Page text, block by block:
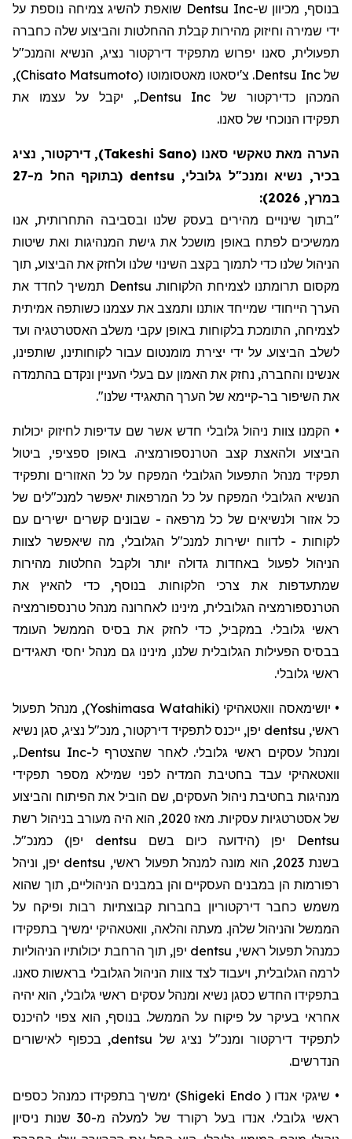
בנוסף, מכיוון ש-Dentsu Inc שואפת להשיג צמיחה נוספת על
ידי שמירה וחיזוק מהירות קבלת ההחלטות והביצוע שלה כחברה
תפעולית, סאנו יפרוש מתפקידדירקטור נציג, הנשיא והמנכ"ל
שלDentsu Inc
. צ'יסאטו מאטסומוטו (
Chisato Matsumoto
)
,
המכהן כדירקטור של Dentsu Inc., יקבל על עצמו את
תפקידו הנוכחי של סאנו.
הערה מאתטאקשי סאנו (
Takeshi Sano
), דירקטור, נציג
בכיר, נשיא ומנכ"ל גלובלי, dentsu
(בתוקף החל מ-27
במרץ, 2026):
"בתוך שינויים מהירים בעסק שלנו ובסביבה התחרותית, אנו
ממשיכים לפתח באופן מושכל את גישת המנהיגות ואת שיטות
הניהול שלנו כדי לתמוך בקצב השינוי שלנו ולחזק את הביצוע, תוך
מקסום תרומתנו לצמיחת הלקוחות. Dentsu תמשיך לחדד את
הערך הייחודי שמייחד אותנו ותמצב את עצמנו כשותפה אמיתית
לצמיחה, התומכת בלקוחות באופן עקבי משלב האסטרטגיה ועד
לשלב הביצוע. על ידי יצירת מומנטום עבור לקוחותינו, שותפינו,
אנשינו והחברה, נחזק את האמון עם בעלי העניין ונקדם בהתמדה
את השיפור בר-קיימא של הערך התאגידי שלנו".
• הקמנו צוות ניהול גלובלי חדש אשר שם עדיפות לחיזוק יכולות
הביצוע ולהאצת קצב הטרנספורמציה. באופן ספציפי, ביטול
תפקיד מנהל התפעול הגלובלי המפקח על כל האזורים ותפקיד
הנשיא הגלובלי המפקח על כל המרפאות יאפשר למנכ"לים של
כל אזור ולנשיאים של כל מרפאה - שבונים קשרים ישירים עם
לקוחות - לדווח ישירות למנכ"ל הגלובלי, מה שיאפשר לצוות
הניהול לפעול באחדות גדולה יותר ולקבל החלטות מהירות
שמתעדפות את צרכי הלקוחות. בנוסף, כדי להאיץ את
הטרנספורמציה הגלובלית, מינינו לאחרונה מנהל טרנספורמציה
ראשי גלובלי. במקביל, כדי לחזק את בסיס הממשל העומד
בבסיס הפעילות הגלובלית שלנו, מינינו גם מנהל יחסי תאגידים
ראשי גלובלי.
• יושימאסה וואטאהיקי (
Yoshimasa Watahiki
)
, מנהל תפעול
ראשי,
dentsu יפן, ייכנס לתפקיד דירקטור, מנכ"ל נציג, סגן נשיא
ומנהל עסקים ראשי גלובלי.לאחר שהצטרף ל-
Dentsu Inc
.,
וואטאהיקי עבד בחטיבת המדיה לפני שמילא מספר תפקידי
מנהיגות בחטיבת ניהול העסקים, שם הוביל את הפיתוח והביצוע
של אסטרטגיות עסקיות. מאז הוא היה מעורב בניהול רשת
Dentsu
יפן (הידועה כיום בשם dentsu יפן) כמנכ"ל.
בשנת2023, הוא מונה למנהל תפעול ראשי,
dentsu יפן, וניהל
רפורמות הן במבנים העסקיים והן במבנים הניהוליים, תוך שהוא
משמש כחבר דירקטוריון בחברות קבוצתיות רבות ופיקח על
הממשל והניהול שלהן. מעתה והלאה, וואטאהיקי ימשיך בתפקידו
כמנהל תפעול ראשי,
dentsu יפן, תוך הרחבת יכולותיו הניהוליות
לרמה הגלובלית, ויעבוד לצד צוות הניהול הגלובלי בראשות סאנו.
בתפקידו החדש כסגן נשיא ומנהל עסקים ראשי גלובלי, הוא יהיה
אחראי בעיקר על פיקוח על הממשל. בנוסף, הוא צפוי להיכנס
לתפקיד דירקטור ומנכ"ל נציג של dentsu
, בכפוף לאישורים
הנדרשים.
• שיגקי אנדו (
Shigeki Endo
) ימשיך בתפקידו כמנהל כספים
ראשי גלובלי.אנדו בעל רקורד של למעלה מ-30 שנות ניסיון